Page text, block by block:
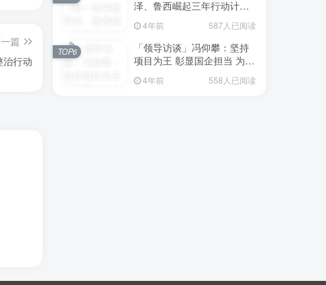
篇
治行动
泽、鲁西崛起三年行动计划
意见稿）政策分析研判会议
4年前 587人已阅读
「领导访谈」冯仰攀：坚持
项目为王 彰显国企担当 为全
点项目建设贡献“交发力量”
4年前 558人已阅读
TOP6